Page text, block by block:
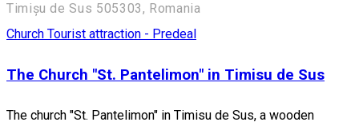
Timișu de Sus 505303, Romania
Church Tourist attraction - Predeal
The Church "St. Pantelimon" in Timisu de Sus
The church "St. Pantelimon" in Timisu de Sus, a wooden